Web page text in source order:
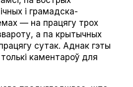
і грамадска-
— на працягу трох
а па крытычных
сутак. Аднак гэты
каментароў для